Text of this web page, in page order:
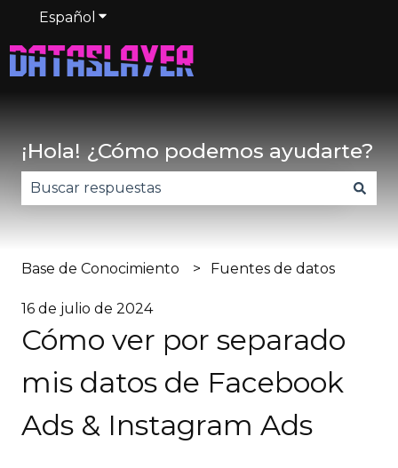
Español Traducciones de Mostrar submenú de
¡Hola! ¿Cómo podemos ayudarte?
Base de Conocimiento Fuentes de datos
16 de julio de 2024
Cómo ver por separado
mis datos de Facebook
Ads & Instagram Ads